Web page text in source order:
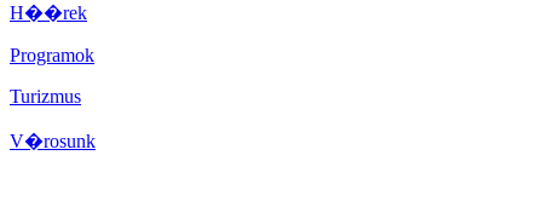
H��rek
Programok
Turizmus
V�rosunk